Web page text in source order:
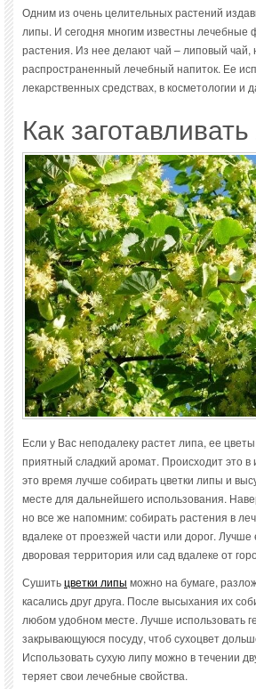
Одним из очень целительных растений
липы. И сегодня многим известны лечебные
растения. Из нее делают чай – липовый чай,
распространенный лечебный напиток. Ее
лекарственных средствах, в косметологии и
Как
Если у Вас неподалеку растет липа, ее
приятный сладкий аромат. Происходит это
это время лучше собирать цветки липы и
месте для дальнейшего использования.
но все же напомним: собирать растения в
вдалеке от проезжей части или дорог. Лучше
дворовая территория или сад вдалеке от
Сушитьцветки липы можно на бумаге,
касались друг друга. После высыхания их
любом удобном месте. Лучше использовать
закрывающуюся посуду, чтоб сухоцвет
Использовать сухую липу можно в течении
теряет свои лечебные свойства.